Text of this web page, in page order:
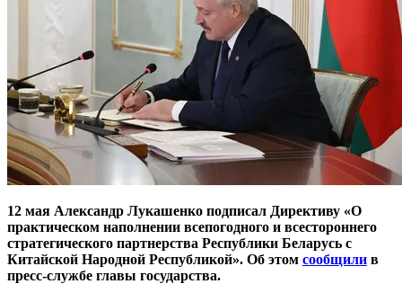
12 мая Александр Лукашенко подписал Директиву «О
практическом наполнении всепогодного и всестороннего
стратегического партнерства Республики Беларусь с
Китайской Народной Республикой». Об этом сообщили в
пресс-службе главы государства.